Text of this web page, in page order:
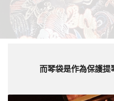
而琴袋是作為保護提